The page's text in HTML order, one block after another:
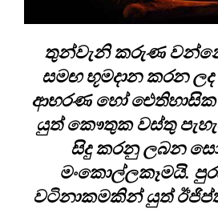
තුන්වැනි කරුණ වන්නේ
සමඟ භූමදාන කරන ලද
ආභරණ හෝ ඓතිහාසික
යුත් කෞතුක වස්තු
සිදු කරනු ලබන
මංකොල්ලකෑමයි.
වටිනාකමකින් යුත්